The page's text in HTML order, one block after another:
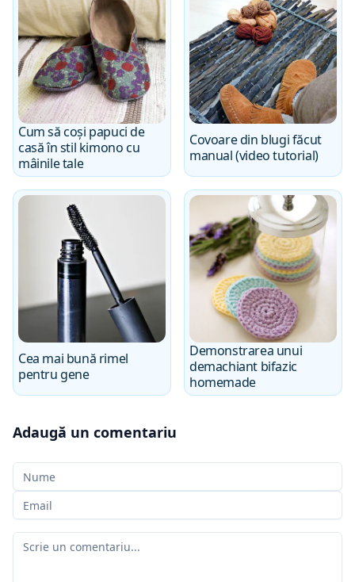
Cum să coși papuci de
casă în stil kimono cu
mâinile tale
Covoare din blugi făcut
manual (video tutorial)
Cea mai bună rimel
pentru gene
Demonstrarea unui
demachiant bifazic
homemade
Adaugă un comentariu
Numele tău
E-mailul tău
Comentariul tău